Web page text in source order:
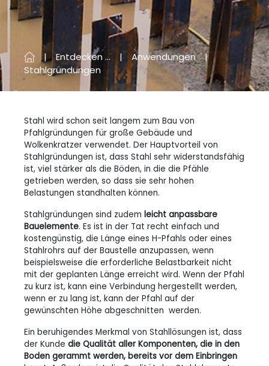
Entdecken ...
Anwendungen
Stahlgründungen
Stahl wird schon seit langem zum Bau von
Pfahlgründungen für große Gebäude und
Wolkenkratzer verwendet. Der Hauptvorteil von
Stahlgründungen ist, dass Stahl sehr widerstandsfähig
ist, viel stärker als die Böden, in die die Pfähle
getrieben werden, so dass sie sehr hohen
Belastungen standhalten können.
Stahlgründungen sind zudem leicht anpassbare
Bauelemente. Es ist in der Tat recht einfach und
kostengünstig, die Länge eines H-Pfahls oder eines
Stahlrohrs auf der Baustelle anzupassen, wenn
beispielsweise die erforderliche Belastbarkeit nicht
mit der geplanten Länge erreicht wird. Wenn der Pfahl
zu kurz ist, kann eine Verbindung hergestellt werden,
wenn er zu lang ist, kann der Pfahl auf der
gewünschten Höhe abgeschnitten werden.
Ein beruhigendes Merkmal von Stahllösungen ist, dass
der Kunde die Qualität aller Komponenten, die in den
Boden gerammt werden, bereits vor dem Einbringen